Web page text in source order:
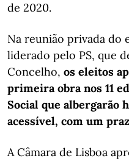
de 2020.
Na reunião privada do
liderado pelo PS, que
Concelho, os eleitos
primeira obra nos 11
Social que albergarão
acessível, com um
A Câmara de Lisboa